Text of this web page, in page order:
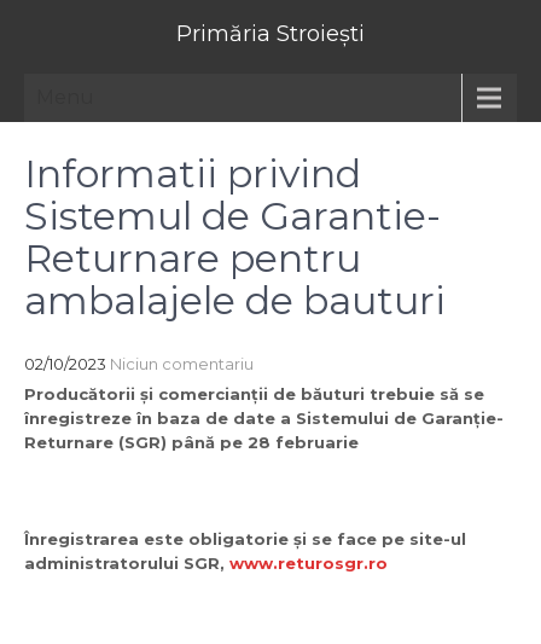
Primăria Stroiești
Informatii privind
Sistemul de Garantie-
Returnare pentru
ambalajele de bauturi
02/10/2023 Niciun comentariu
Producătorii și comercianții de băuturi trebuie să se
înregistreze în baza de date a Sistemului de Garanție-
Returnare (SGR) până pe 28 februarie
Înregistrarea este obligatorie și se face pe site-ul
administratorului SGR, www.returosgr.ro